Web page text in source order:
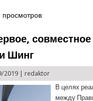
состоялась
просмотров
Шинг
2019 |redaktor
В целях
между